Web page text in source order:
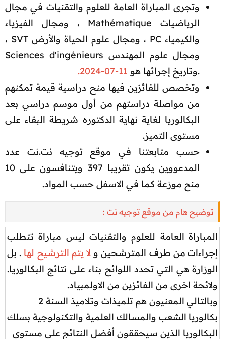
وتجرى المباراة العامة للعلوم والتقنيات في مجال
الرياضيات Mathématique ، ومجال الفيزياء
والكيمياء PC ، ومجال علوم الحياة والأرض SVT ،
ومجال علوم المهندس Sciences d'ingénieurs
.وتاريخ إجرائها هو
وتخصص للفائزين فيها منح دراسية قيمة تمكنهم
من مواصلة دراستهم من أول موسم دراسي بعد
البكالوريا لغاية نهاية الدكتوره شريطة البقاء على
مستوى التميز.​
حسب متابعتنا في موقع توجيه نت.نت عدد
المدعووين يكون تقريبا 397 ويتنافسون على 10
منح موزعة كما في الاسفل حسب المواد.​
توضيح هام من موقع توجيه نت :
المباراة العامة للعلوم والتقنيات ليس مباراة تتطلب
إجراءات من طرف المترشحين و لا يتم الترشيح لها . بل
الوزارة هي التي تحدد اللوائح بناء على نتائج البكالوريا.
ولائحة اخرى من الفائزين من الاولمبياد.​
وبالتالي المعنيون هم تلميذات وتلاميذ السنة 2
بكالوريا الشعب والمسالك العلمية والتكنولوجية بسلك
البكالوريا الذين سيحققون أفضل النتائج على مستوى